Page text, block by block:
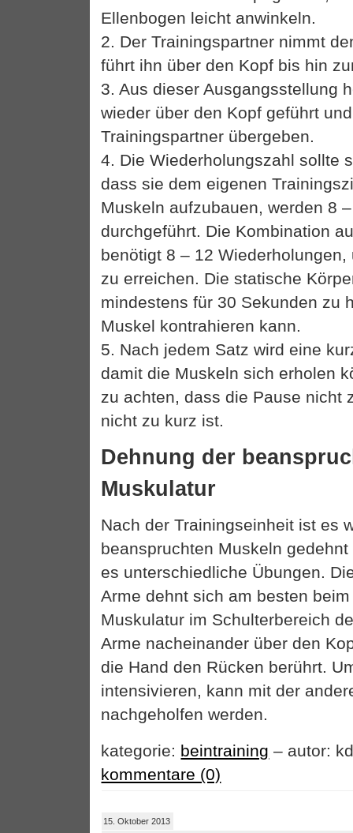
Ellenbogen leicht anwinkeln.
2. Der Trainingspartner nimmt
führt ihn über den Kopf bis hin
3. Aus dieser Ausgangsstellung
wieder über den Kopf geführt
Trainingspartner übergeben.
4. Die Wiederholungszahl sollte
dass sie dem eigenen
Muskeln aufzubauen, werden 8
durchgeführt. Die Kombination
benötigt 8 – 12
zu erreichen. Die statische
mindestens für 30 Sekunden zu
Muskel kontrahieren kann.
5. Nach jedem Satz wird eine
damit die Muskeln sich erholen
zu achten, dass die Pause nicht
nicht zu kurz ist.
Dehnung der
Muskulatur
Nach der Trainingseinheit ist es
beanspruchten Muskeln
es unterschiedliche Übungen.
Arme dehnt sich am besten
Muskulatur im Schulterbereich
Arme nacheinander über den
die Hand den Rücken berührt.
intensivieren, kann mit der
nachgeholfen werden.
kategorie: beintraining – autor:
kommentare (0)
15. Oktober 2013